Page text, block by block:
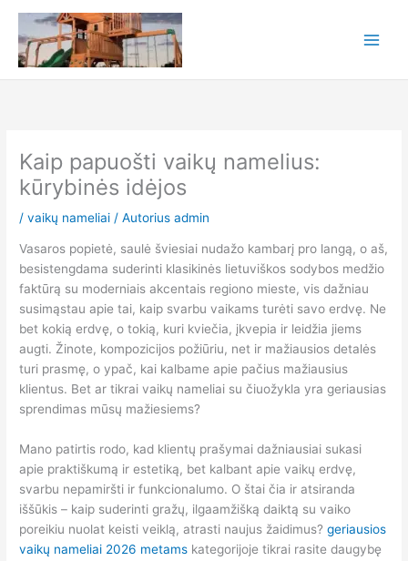
turinio
Kaip papuošti vaikų namelius:
kūrybinės idėjos
/vaikų nameliai / Autorius admin
Vasaros popietė, saulė šviesiai nudažo kambarį pro langą, o aš,
besistengdama suderinti klasikinės lietuviškos sodybos medžio
faktūrą su moderniais akcentais regiono mieste, vis dažniau
susimąstau apie tai, kaip svarbu vaikams turėti savo erdvę. Ne
bet kokią erdvę, o tokią, kuri kviečia, įkvepia ir leidžia jiems
augti. Žinote, kompozicijos požiūriu, net ir mažiausios detalės
turi prasmę, o ypač, kai kalbame apie pačius mažiausius
klientus. Bet ar tikrai vaikų nameliai su čiuožykla yra geriausias
sprendimas mūsų mažiesiems?
Mano patirtis rodo, kad klientų prašymai dažniausiai sukasi
apie praktiškumą ir estetiką, bet kalbant apie vaikų erdvę,
svarbu nepamiršti ir funkcionalumo. O štai čia ir atsiranda
iššūkis – kaip suderinti gražų, ilgaamžišką daiktą su vaiko
poreikiu nuolat keisti veiklą, atrasti naujus žaidimus?geriausios
vaikų nameliai 2026 metams kategorijoje tikrai rasite daugybę